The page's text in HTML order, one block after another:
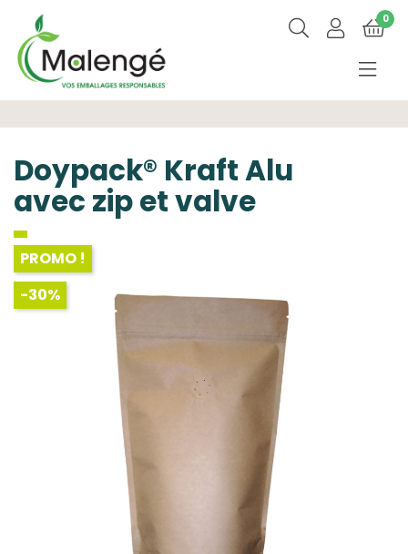
0
Doypack® Kraft Alu
avec zip et valve
PROMO !
-30%